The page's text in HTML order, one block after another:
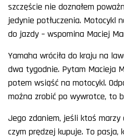
szczęście nie doznałem
jedynie potłuczenia. Motocykl
do jazdy – wspomina Maciej
Yamaha wróciła do kraju na
dwa tygodnie. Pytam Macieja
potem wsiąść na motocykl.
można zrobić po wywrotce, to
Jego zdaniem, jeśli ktoś
czym prędzej kupuje. To pasja,